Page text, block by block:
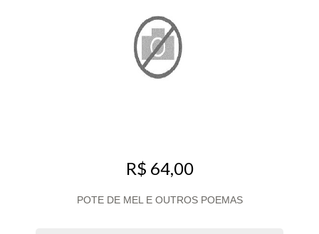
R$ 64,00
POTE DE MEL E OUTROS POEMAS